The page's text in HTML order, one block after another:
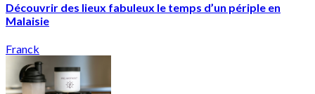
Découvrir des lieux fabuleux le temps d’un périple en
Malaisie
Franck